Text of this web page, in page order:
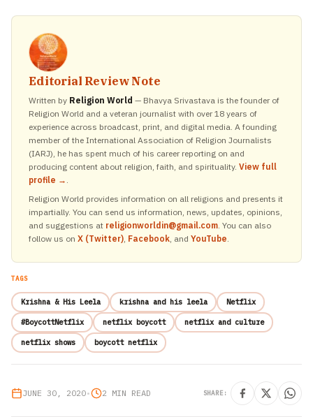
Editorial Review Note
Written by Religion World — Bhavya Srivastava is the founder of
Religion World and a veteran journalist with over 18 years of
experience across broadcast, print, and digital media. A founding
member of the International Association of Religion Journalists
(IARJ), he has spent much of his career reporting on and
producing content about religion, faith, and spirituality. View full
profile → .
Religion World provides information on all religions and presents it
impartially. You can send us information, news, updates, opinions,
and suggestions at religionworldin@gmail.com. You can also
follow us on X (Twitter), Facebook, and YouTube.
TAGS
Krishna & His Leela krishna and his leela Netflix
#BoycottNetflix netflix boycott netflix and culture
netflix shows boycott netflix
JUNE 30, 2020• 2 MIN READ SHARE: